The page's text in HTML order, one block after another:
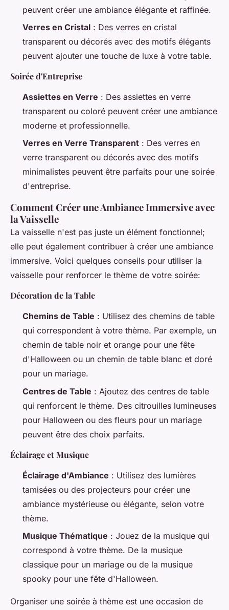
peuvent créer une ambiance élégante et raffinée.
Verres en Cristal : Des verres en cristal
transparent ou décorés avec des motifs élégants
peuvent ajouter une touche de luxe à votre table.
Soirée d'Entreprise
Assiettes en Verre : Des assiettes en verre
transparent ou coloré peuvent créer une ambiance
moderne et professionnelle.
Verres en Verre Transparent : Des verres en
verre transparent ou décorés avec des motifs
minimalistes peuvent être parfaits pour une soirée
d'entreprise.
Comment Créer une Ambiance Immersive avec
la Vaisselle
La vaisselle n'est pas juste un élément fonctionnel;
elle peut également contribuer à créer une ambiance
immersive. Voici quelques conseils pour utiliser la
vaisselle pour renforcer le thème de votre soirée:
Décoration de la Table
Chemins de Table : Utilisez des chemins de table
qui correspondent à votre thème. Par exemple, un
chemin de table noir et orange pour une fête
d'Halloween ou un chemin de table blanc et doré
pour un mariage.
Centres de Table : Ajoutez des centres de table
qui renforcent le thème. Des citrouilles lumineuses
pour Halloween ou des fleurs pour un mariage
peuvent être des choix parfaits.
Éclairage et Musique
Éclairage d'Ambiance : Utilisez des lumières
tamisées ou des projecteurs pour créer une
ambiance mystérieuse ou élégante, selon votre
thème.
Musique Thématique : Jouez de la musique qui
correspond à votre thème. De la musique
classique pour un mariage ou de la musique
spooky pour une fête d'Halloween.
Organiser une soirée à thème est une occasion de